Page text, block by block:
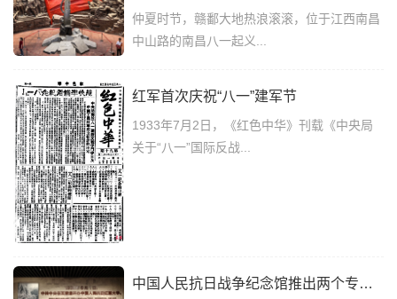
仲夏时节，赣鄱大地热浪滚滚，位于江西南昌
中山路的南昌八一起义...
红军首次庆祝“八一”建军节
1933年7月2日，《红色中华》刊载《中央局
关于“八一”国际反战...
中国人民抗日战争纪念馆推出两个专题展览